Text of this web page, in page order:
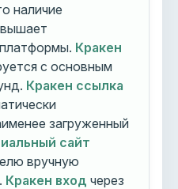
наличие
Кракен
с основным
Кракен ссылка
загруженный
сайт
вручную
Кракен вход через